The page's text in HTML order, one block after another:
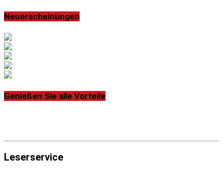
Neuerscheinungen
Genießen Sie alle Vorteile
Leserservice